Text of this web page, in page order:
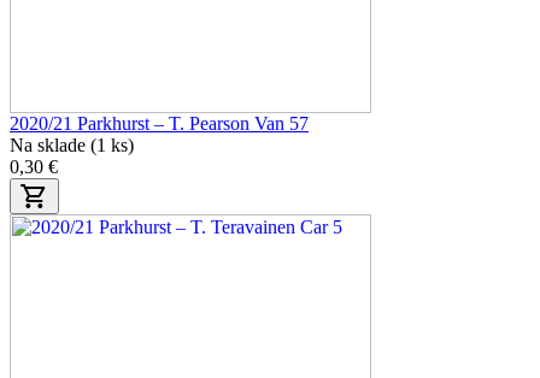
2020/21 Parkhurst – T. Pearson Van 57
Na sklade (1 ks)
0,30 €